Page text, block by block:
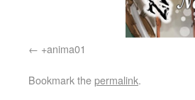
+anima01
Bookmark thepermalink.